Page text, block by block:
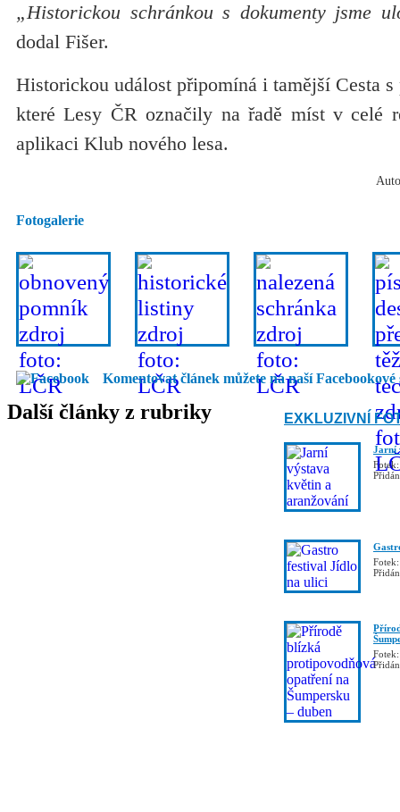
„Historickou schránkou s dokumenty jsme
dodal Fišer.
Historickou událost připomíná i tamější Cesta s
které Lesy ČR označily na řadě míst v celé
aplikaci Klub nového lesa.
Fotogalerie
Komentovat článek můžete na naší Facebookové
Další články z rubriky EXKLUZIVNÍ
Jarní